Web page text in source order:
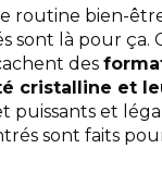
routine bien-
sont là pour ça.
des
cristalline et
puissants et
sont faits